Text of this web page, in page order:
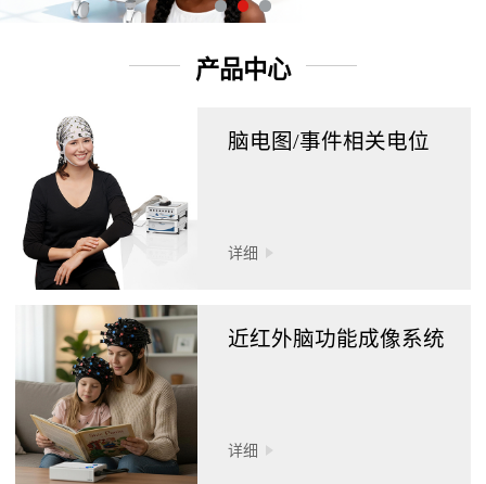
产品中心
脑电图/事件相关电位
详细
近红外脑功能成像系统
详细